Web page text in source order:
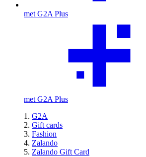
met G2A Plus
met G2A Plus
G2A
Gift cards
Fashion
Zalando
Zalando Gift Card